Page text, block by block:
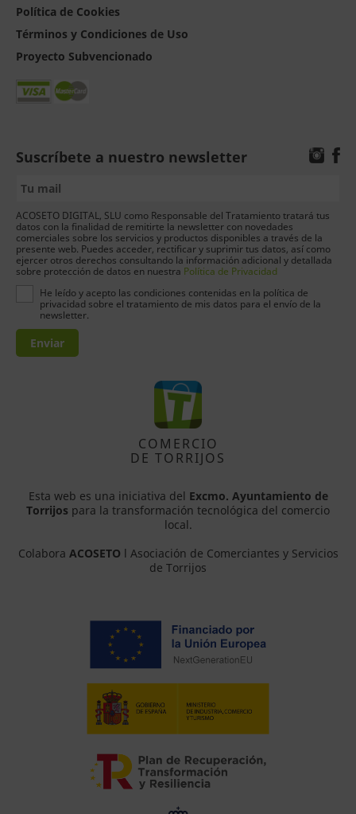
Política de Cookies
Términos y Condiciones de Uso
Proyecto Subvencionado
Suscríbete a nuestro newsletter
ACOSETO DIGITAL, SLU como Responsable del Tratamiento tratará tus
datos con la finalidad de remitirte la newsletter con novedades
comerciales sobre los servicios y productos disponibles a través de la
presente web. Puedes acceder, rectificar y suprimir tus datos, así como
ejercer otros derechos consultando la información adicional y detallada
sobre protección de datos en nuestra Política de Privacidad
He leído y acepto las condiciones contenidas en la política de
privacidad sobre el tratamiento de mis datos para el envío de la
newsletter.
Enviar
COMERCIO
DE TORRIJOS
Esta web es una iniciativa del Excmo. Ayuntamiento de
Torrijos para la transformación tecnológica del comercio
local.
Colabora ACOSETO l Asociación de Comerciantes y Servicios
de Torrijos